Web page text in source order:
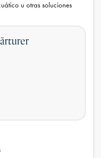
u otras soluciones